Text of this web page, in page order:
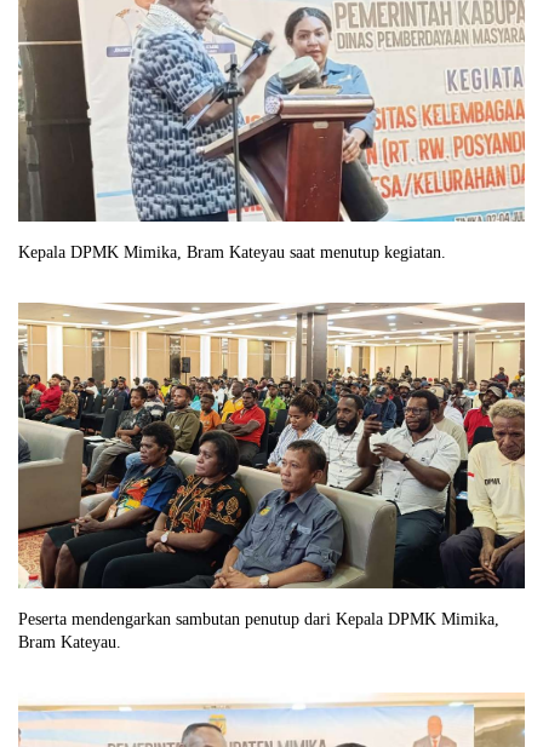
Kepala DPMK Mimika, Bram Kateyau saat menutup kegiatan.
Peserta mendengarkan sambutan penutup dari Kepala DPMK Mimika,
Bram Kateyau.